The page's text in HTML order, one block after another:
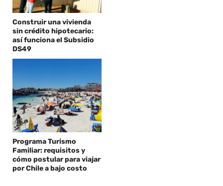
Construir una vivienda
sin crédito hipotecario:
así funciona el Subsidio
DS49
Programa Turismo
Familiar: requisitos y
cómo postular para viajar
por Chile a bajo costo